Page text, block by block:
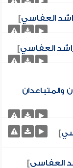
العفاسي]
العفاسي]
والمتباعدان
]
العفاسي]